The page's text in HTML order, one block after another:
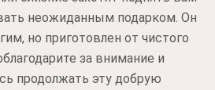
неожиданным подарком. Он
но приготовлен от чистого
за внимание и
продолжать эту добрую